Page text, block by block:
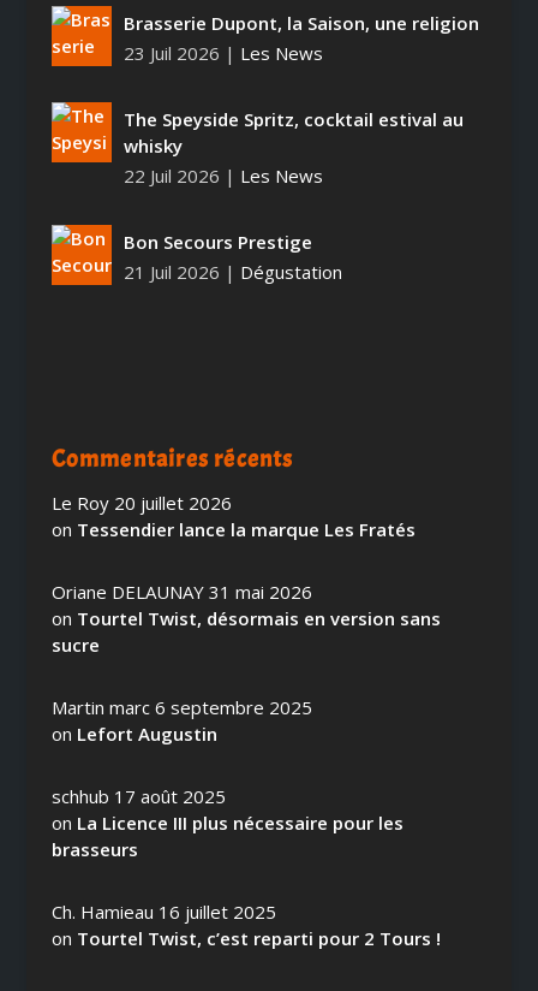
Brasserie Dupont, la Saison, une religion
23 Juil 2026 | Les News
The Speyside Spritz, cocktail estival au
whisky
22 Juil 2026 | Les News
Bon Secours Prestige
21 Juil 2026 | Dégustation
Commentaires récents
Le Roy 20 juillet 2026
on Tessendier lance la marque Les Fratés
Oriane DELAUNAY 31 mai 2026
on Tourtel Twist, désormais en version sans
sucre
Martin marc 6 septembre 2025
on Lefort Augustin
schhub 17 août 2025
on La Licence III plus nécessaire pour les
brasseurs
Ch. Hamieau 16 juillet 2025
on Tourtel Twist, c’est reparti pour 2 Tours !